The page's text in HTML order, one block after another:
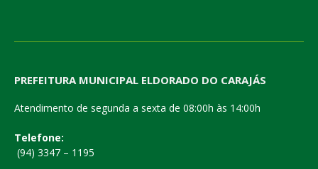
PREFEITURA MUNICIPAL ELDORADO DO CARAJÁS
Atendimento de segunda a sexta de 08:00h às 14:00h
Telefone:
(94) 3347 – 1195